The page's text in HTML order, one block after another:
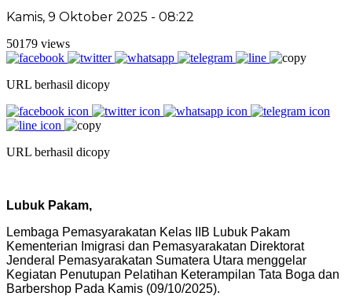
Kamis, 9 Oktober 2025 - 08:22
50179 views
URL berhasil dicopy
URL berhasil dicopy
Lubuk Pakam,
Lembaga Pemasyarakatan Kelas IIB Lubuk Pakam
Kementerian Imigrasi dan Pemasyarakatan Direktorat
Jenderal Pemasyarakatan Sumatera Utara menggelar
Kegiatan Penutupan Pelatihan Keterampilan Tata Boga dan
Barbershop Pada Kamis (09/10/2025).